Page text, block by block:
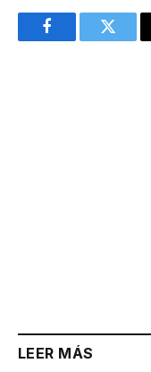
Facebook
LEER MÁS